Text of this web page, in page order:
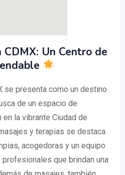
Un Centro de
se presenta como un destino
de un espacio de
la vibrante Ciudad de
y terapias se destaca
acogedoras y un equipo
que brindan una